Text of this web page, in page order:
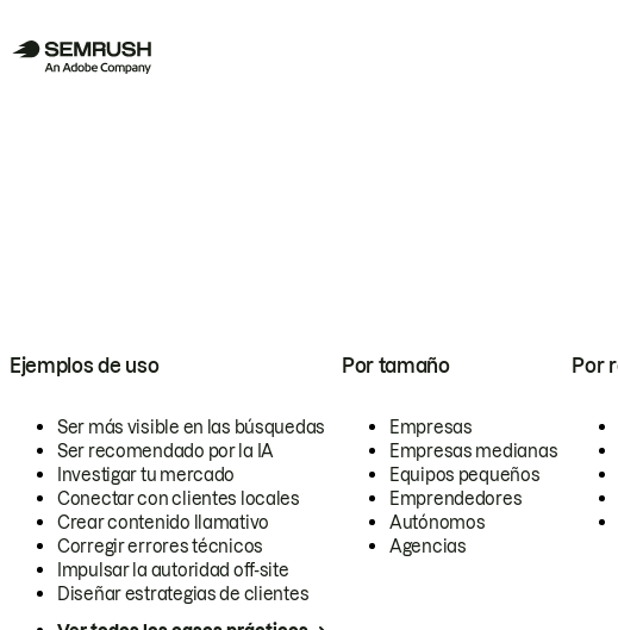
Ejemplos de uso
Ser más visible en las búsquedas
Ser recomendado por la IA
Investigar tu mercado
Conectar con clientes locales
Crear contenido llamativo
Corregir errores técnicos
Impulsar la autoridad off-site
Diseñar estrategias de clientes
Por tamaño
Empresas
Empresas medianas
Equipos pequeños
Emprendedores
Autónomos
Agencias
Por